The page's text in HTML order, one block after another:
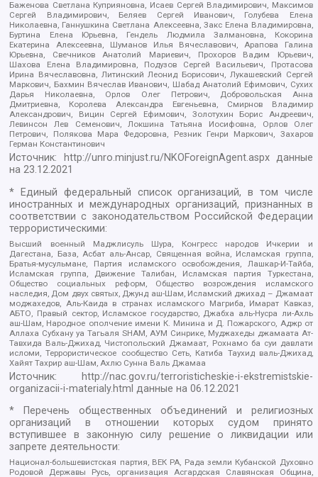
Баженова Светлана Куприяновна, Исаев Сергей Владимирович, Максимов
Сергей Владимирович, Беляев Сергей Иванович, Голубева Елена
Николаевна, Ганнушкина Светлана Алексеевна, Закс Елена Владимировна,
Буртина Елена Юрьевна, Гендель Людмила Залмановна, Кокорина
Екатерина Алексеевна, Шуманов Илья Вячеславович, Арапова Галина
Юрьевна, Свечников Анатолий Мариевич, Прохоров Вадим Юрьевич,
Шахова Елена Владимировна, Подузов Сергей Васильевич, Протасова
Ирина Вячеславовна, Литинский Леонид Борисович, Лукашевский Сергей
Маркович, Бахмин Вячеслав Иванович, Шабад Анатолий Ефимович, Сухих
Дарья Николаевна, Орлов Олег Петрович, Добровольская Анна
Дмитриевна, Королева Александра Евгеньевна, Смирнов Владимир
Александрович, Вицин Сергей Ефимович, Золотухин Борис Андреевич,
Левинсон Лев Семенович, Локшина Татьяна Иосифовна, Орлов Олег
Петрович, Полякова Мара Федоровна, Резник Генри Маркович, Захаров
Герман Константинович
Источник: http://unro.minjust.ru/NKOForeignAgent.aspxданные
на23.12.2021
* Единый федеральный список организаций, в том числе
иностранных и международных организаций, признанных в
соответствии с законодательством Российской Федерации
террористическими:
Высший военный Маджлисуль Шура, Конгресс народов Ичкерии и
Дагестана, База, Асбат аль-Ансар, Священная война, Исламская группа,
Братья-мусульмане, Партия исламского освобождения, Лашкар-И-Тайба,
Исламская группа, Движение Талибан, Исламская партия Туркестана,
Общество социальных реформ, Общество возрождения исламского
наследия, Дом двух святых, Джунд аш-Шам, Исламский джихад – Джамаат
моджахедов, Аль-Каида в странах исламского Магриба, Имарат Кавказ,
АБТО, Правый сектор, Исламское государство, Джабха аль-Нусра ли-Ахль
аш-Шам, Народное ополчение имени К. Минина и Д. Пожарского, Аджр от
Аллаха Субхану уа Тагьаля SHAM, АУМ Синрике, Муджахеды джамаата Ат-
Тавхида Валь-Джихад, Чистопольский Джамаат, Рохнамо ба суи давлати
исломи, Террористическое сообщество Сеть, Катиба Таухид валь-Джихад,
Хайят Тахрир аш-Шам, Ахлю Сунна Валь Джамаа
Источник:
http://nac.gov.ru/terroristicheskie-i-ekstremistskie-
organizacii-i-materialy.html данные на06.12.2021
* Перечень общественных объединений и религиозных
организаций в отношении которых судом принято
вступившее в законную силу решение о ликвидации или
запрете деятельности:
Национал-большевистская партия, ВЕК РА, Рада земли Кубанской Духовно
Родовой Державы Русь, организация Асгардская Славянская Община,